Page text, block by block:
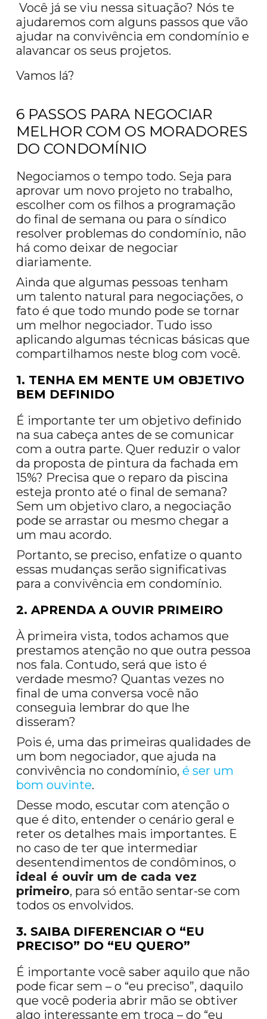
Você já se viu nessa situação? Nós te
ajudaremos com alguns passos que vão
ajudar na convivência em condomínio e
alavancar os seus projetos.
Vamos lá?
6 PASSOS PARA NEGOCIAR
MELHOR COM OS MORADORES
DO CONDOMÍNIO
Negociamos o tempo todo. Seja para
aprovar um novo projeto no trabalho,
escolher com os filhos a programação
do final de semana ou para o síndico
resolver problemas do condomínio, não
há como deixar de negociar
diariamente.
Ainda que algumas pessoas tenham
um talento natural para negociações, o
fato é que todo mundo pode se tornar
um melhor negociador. Tudo isso
aplicando algumas técnicas básicas que
compartilhamos neste blog com você.
1. TENHA EM MENTE UM OBJETIVO
BEM DEFINIDO
É importante ter um objetivo definido
na sua cabeça antes de se comunicar
com a outra parte. Quer reduzir o valor
da proposta de pintura da fachada em
15%? Precisa que o reparo da piscina
esteja pronto até o final de semana?
Sem um objetivo claro, a negociação
pode se arrastar ou mesmo chegar a
um mau acordo.
Portanto, se preciso, enfatize o quanto
essas mudanças serão significativas
para a convivência em condomínio.
2. APRENDA A OUVIR PRIMEIRO
À primeira vista, todos achamos que
prestamos atenção no que outra pessoa
nos fala. Contudo, será que isto é
verdade mesmo? Quantas vezes no
final de uma conversa você não
conseguia lembrar do que lhe
disseram?
Pois é, uma das primeiras qualidades de
um bom negociador, que ajuda na
convivência no condomínio, é ser um
bom ouvinte.
Desse modo, escutar com atenção o
que é dito, entender o cenário geral e
reter os detalhes mais importantes. E
no caso de ter que intermediar
desentendimentos de condôminos, o
ideal é ouvir um de cada vez
primeiro, para só então sentar-se com
todos os envolvidos.
3. SAIBA DIFERENCIAR O “EU
PRECISO” DO “EU QUERO”
É importante você saber aquilo que não
pode ficar sem – o “eu preciso”, daquilo
que você poderia abrir mão se obtiver
algo interessante em troca – do “eu